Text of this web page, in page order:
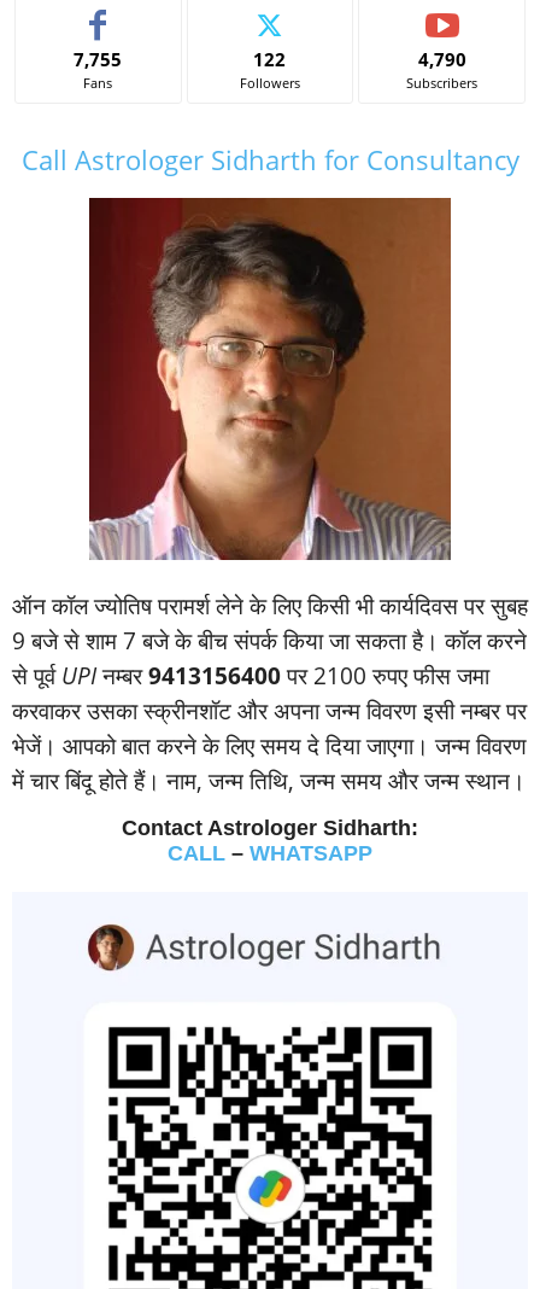
7,755
Fans
122
Followers
4,790
Subscribers
Call Astrologer Sidharth for Consultancy
ऑन कॉल ज्‍योतिष परामर्श लेने के लिए किसी भी कार्यदिवस पर सुबह
9 बजे से शाम 7 बजे के बीच संपर्क किया जा सकता है। कॉल करने
से पूर्वUPIनम्‍बर9413156400पर 2100 रुपए फीस जमा
करवाकर उसका स्‍क्रीनशॉट और अपना जन्‍म विवरण इसी नम्‍बर पर
भेजें। आपको बात करने के लिए समय दे दिया जाएगा। जन्‍म विवरण
में चार बिंदू होते हैं। नाम, जन्‍म तिथि, जन्‍म समय और जन्‍म स्‍थान।
Contact Astrologer Sidharth:
CALL – WHATSAPP